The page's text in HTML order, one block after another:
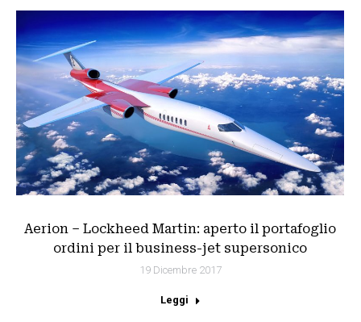
Aerion – Lockheed Martin: aperto il portafoglio
ordini per il business-jet supersonico
19 Dicembre 2017
Leggi